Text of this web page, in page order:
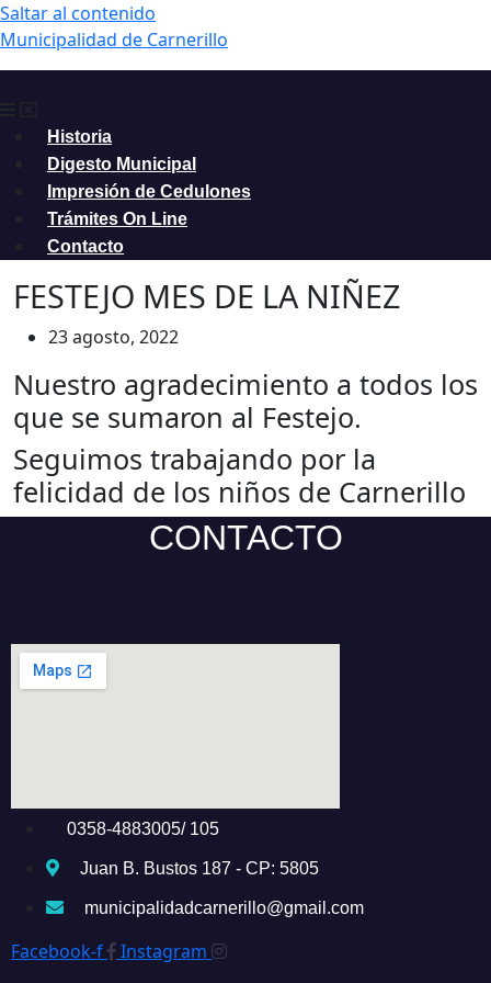
Saltar al contenido
Municipalidad de Carnerillo
Historia
Digesto Municipal
Impresión de Cedulones
Trámites On Line
Contacto
FESTEJO MES DE LA NIÑEZ
23 agosto, 2022
Nuestro agradecimiento a todos los
que se sumaron al Festejo.
Seguimos trabajando por la
felicidad de los niños de Carnerillo
CONTACTO
0358-4883005/ 105
Juan B. Bustos 187 - CP: 5805
municipalidadcarnerillo@gmail.com
Facebook-f Instagram